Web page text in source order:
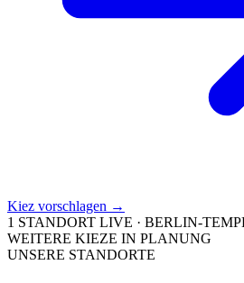
Kiez vorschlagen →
1 STANDORT LIVE · BERLIN-
WEITERE KIEZE IN PLANUNG
UNSERE STANDORTE